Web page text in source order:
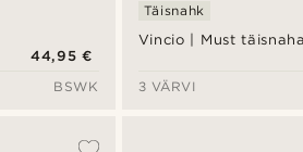
44,95 €
BSWK
Vincio | Must
Täisnahk
3 VÄRVI